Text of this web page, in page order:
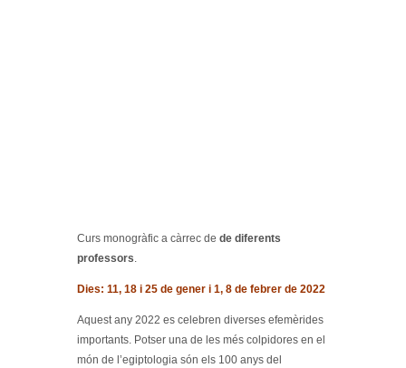
Curs monogràfic a càrrec de de diferents
professors.
Dies: 11, 18 i 25 de gener i 1, 8 de febrer de 2022
Aquest any 2022 es celebren diverses efemèrides
importants. Potser una de les més colpidores en el
món de l’egiptologia són els 100 anys del